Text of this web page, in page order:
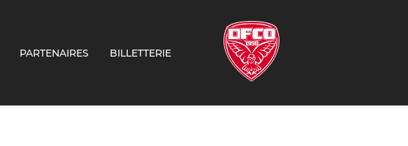
PARTENAIRES BILLETTERIE